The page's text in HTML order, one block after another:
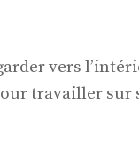
vers
travailler sur